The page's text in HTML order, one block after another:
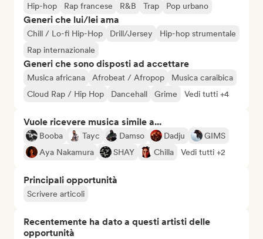
Hip-hop Rap francese R&B Trap Pop urbano
Generi che lui/lei ama
Chill / Lo-fi Hip-Hop Drill/Jersey
Hip-hop strumentale
Rap internazionale
Generi che sono disposti ad accettare
Musica africana Afrobeat / Afropop
Musica caraibica
Cloud Rap / Hip Hop
Dancehall Grime Vedi tutti +4
Vuole ricevere musica simile a...
Booba Tayc Damso Dadju
GIMS
Aya Nakamura
SHAY Chilla Vedi tutti +2
Principali opportunità
Scrivere articoli
Recentemente ha dato a questi artisti delle
opportunità